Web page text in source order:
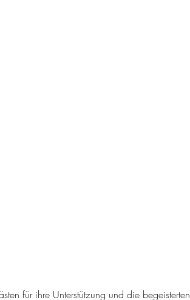
für ihre Unterstützung und die begeisterten